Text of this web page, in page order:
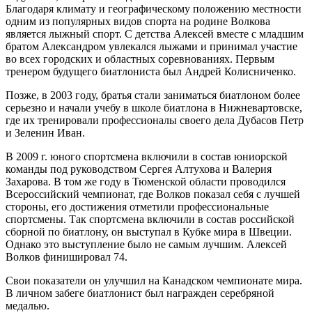
Благодаря климату и географическому положению местности
одним из популярных видов спорта на родине Волкова
является лыжный спорт. С детства Алексей вместе с младшим
братом Александром увлекался лыжами и принимал участие
во всех городских и областных соревнованиях. Первым
тренером будущего биатлониста был Андрей Колисниченко.
Позже, в 2003 году, братья стали заниматься биатлоном более
серьезно и начали учебу в школе биатлона в Нижневартовске,
где их тренировали профессионалы своего дела Дубасов Петр
и Зеленин Иван.
В 2009 г. юного спортсмена включили в состав юниорской
команды под руководством Сергея Алтухова и Валерия
Захарова. В том же году в Тюменской области проводился
Всероссийский чемпионат, где Волков показал себя с лучшей
стороны, его достижения отметили профессиональные
спортсмены. Так спортсмена включили в состав российской
сборной по биатлону, он выступал в Кубке мира в Швеции.
Однако это выступление было не самым лучшим. Алексей
Волков финишировал 74.
Свои показатели он улучшил на Канадском чемпионате мира.
В личном забеге биатлонист был награжден серебряной
медалью.